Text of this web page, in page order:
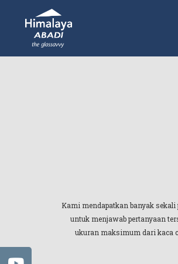
Kami mendapatkan banyak
untuk menjawab pertanyaan
ukuran maksimum dari kaca